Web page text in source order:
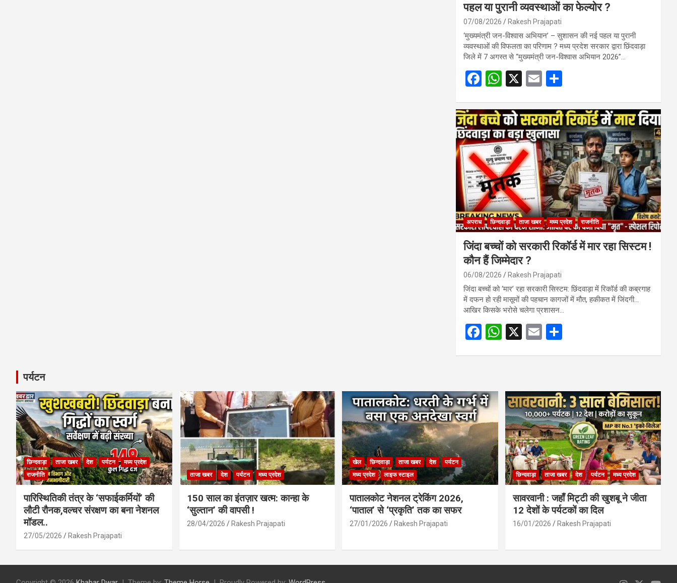
पहल या पुरानी व्यवस्थाओं का फेल्योर ?
07/08/2026 Rakesh Prajapati
‘मुख्यमंत्री जन-विश्वास अभियान’ – सुशासन की नई पहल या पुरानी
व्यवस्थाओं की विफलता का परिणाम ? मध्य प्रदेश सरकार द्वारा छिंदवाड़ा
जिले में 7 अगस्त से “मुख्यमंत्री जन-विश्वास अभियान 2026”…
F
ce
b
o
o
k
W
at
s
A
p
p
X
E
ail ar
e
अपराध छिन्दवाड़ा ताजा खबर मध्य प्रदेश राजनीति
जिंदा बच्चों को सरकारी रिकॉर्ड में मार रहा सिस्टम !
कौन हैं जिम्मेदार ?
06/08/2026 Rakesh Prajapati
जिंदा बच्चों को ‘मार’ रहा सरकारी सिस्टम: छिंदवाड़ा में रिकॉर्ड की कब्रगाह
में दफन हो रही मासूमों की पहचान कागजों में मौत, हकीकत में जिंदगी…
आखिर किसके भरोसे चलेगा प्रशासन…
F
o
o
k
W
A
p
p
X
E
पर्यटन
छिन्दवाड़ा ताजा खबर देश पर्यटन
मध्य प्रदेश
राजनीति
पारिस्थितिकी तंत्र के ‘सफाईकर्मियों’ की
लौटी रौनक,वल्चर संरक्षण का बना नेशनल
मॉडल..
27/05/2026 Rakesh Prajapati
ताजा खबर देश पर्यटन मध्य प्रदेश
150 साल का इंतज़ार खत्म: कान्हा के
‘सुल्तान’ की वापसी !
28/04/2026 Rakesh Prajapati
खेल छिन्दवाड़ा ताजा खबर देश
पर्यटन
मध्य प्रदेश
लाइफ स्टाइल
पातालकोट नेशनल ट्रेकिंग 2026,
‘पाताल’ से ‘प्रकृति’ तक का सफर
27/01/2026 Rakesh Prajapati
छिन्दवाड़ा ताजा खबर देश पर्यटन मध्य प्रदेश
सावरवानी : जहाँ मिट्टी की खुशबू ने जीता
12 देशों के पर्यटकों का दिल
16/01/2026 Rakesh Prajapati